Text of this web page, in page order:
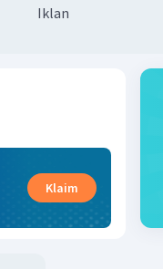
Iklan
Klaim